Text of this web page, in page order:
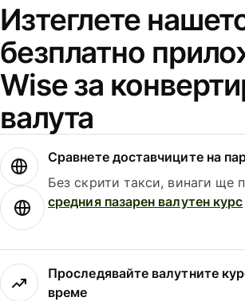
Изтеглете
безплатно
Wise за
валута
Сравнете доставчиците на
Без скрити такси, винаги ще
средния пазарен валутен курс
Проследявайте валутните
време